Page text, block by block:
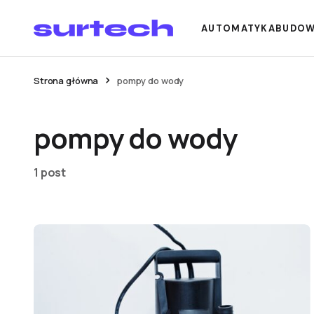
AUTOMATYKA
Strona główna pompy do wody
pompy do wody
1 post